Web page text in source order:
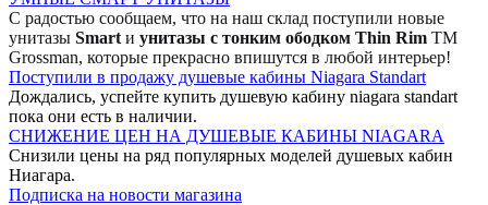
С радостью сообщаем, что на наш склад поступили новые
унитазы Smart и унитазы с тонким ободком Thin Rim TM
Grossman, которые прекрасно впишутся в любой интерьер!
Поступили в продажу душевые кабины Niagara Standart
Дождались, успейте купить душевую кабину niagara standart
пока они есть в наличии.
СНИЖЕНИЕ ЦЕН НА ДУШЕВЫЕ КАБИНЫ NIAGARA
Снизили цены на ряд популярных моделей душевых кабин
Ниагара.
Подписка на новости магазина